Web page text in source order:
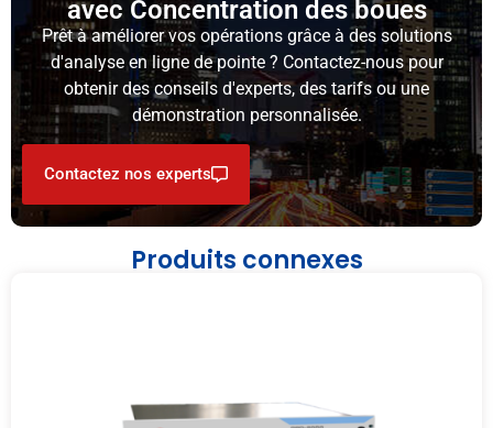
avec Concentration des boues
Prêt à améliorer vos opérations grâce à des solutions
d'analyse en ligne de pointe ? Contactez-nous pour
obtenir des conseils d'experts, des tarifs ou une
démonstration personnalisée.
Contactez nos experts
Produits connexes